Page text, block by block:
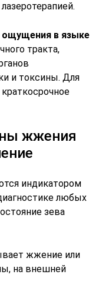
ощущения в языке
тракта,
и токсины. Для
жжения
индикатором
любых
зева
жжение или
на внешней